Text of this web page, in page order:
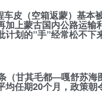
皮（空箱返蒙）基本
上蒙古国内公路运输
计划的”手”经常松不下
（甘其毛都—嘎舒苏海
任期20个月，政策朝